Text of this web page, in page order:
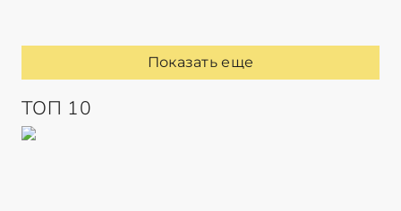
Показать еще
ТОП 10